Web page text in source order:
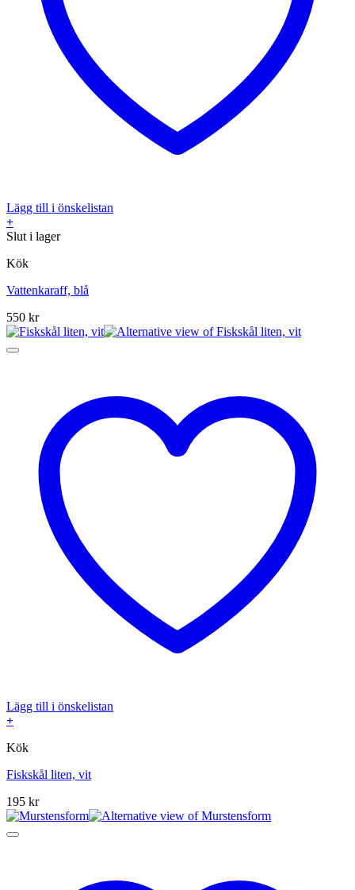
Lägg till i önskelistan
+
Slut i lager
Kök
Vattenkaraff, blå
550 kr
Lägg till i önskelistan
+
Kök
Fiskskål liten, vit
195 kr